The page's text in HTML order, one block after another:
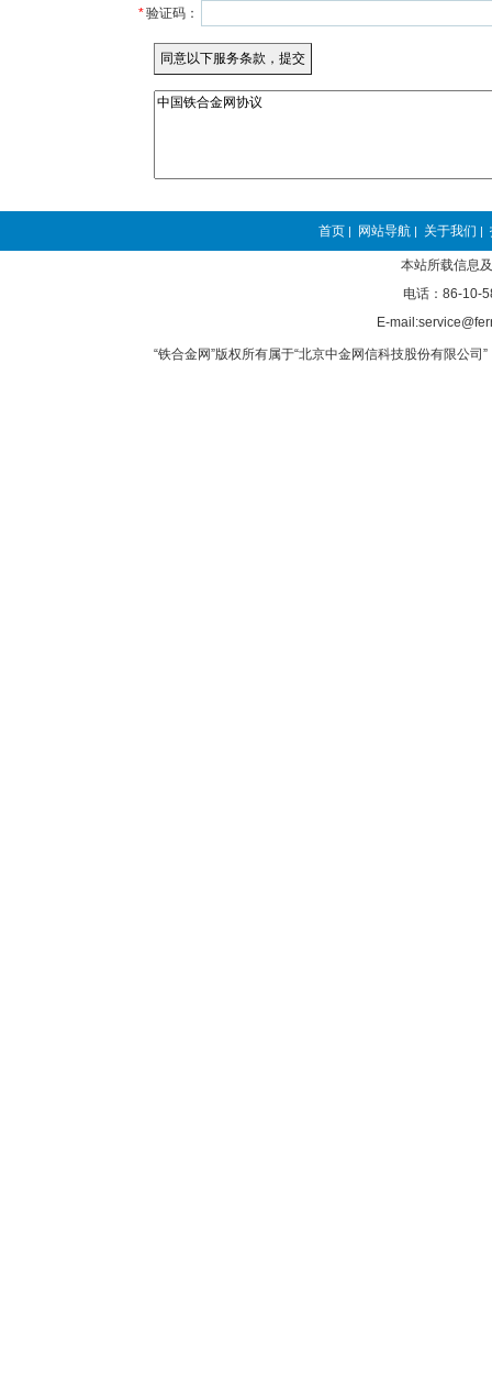
*验证码：
首页 | 网站导航 | 关于我们 |
本站所载信息
电话：86-10-
E-
“铁合金网”版权所有属于“北京中金网信科技股份有限公司